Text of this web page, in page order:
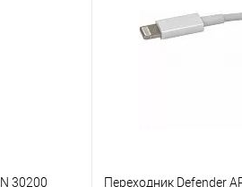
30200
Переходник Defender